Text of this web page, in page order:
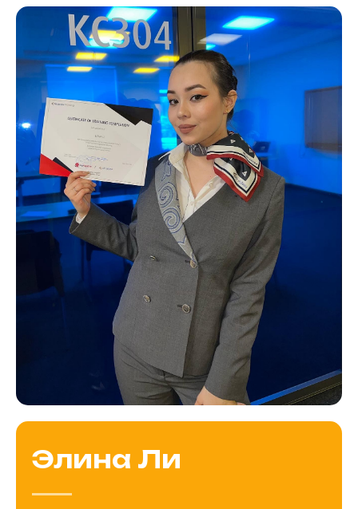
Элина Ли
Осталось только 6
мест!
Количество мест ограничено. Успейте
записаться на бесплатный вебинар и
научитесь путешествовать без переплат!
Записаться